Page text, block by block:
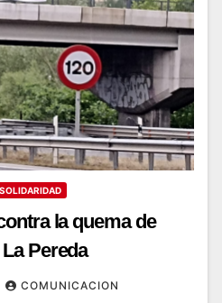
SOLIDARIDAD
la quema de
Pereda
COMUNICACION